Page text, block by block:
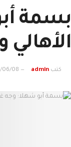
بسمة
كتب admin
06/08